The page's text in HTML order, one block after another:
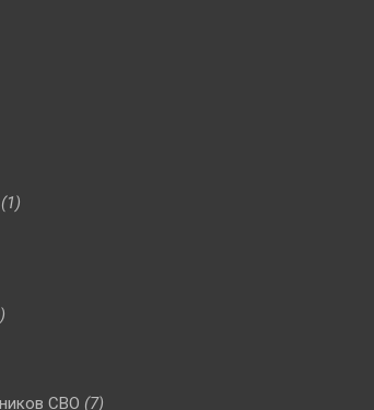
(1)
СВО (7)